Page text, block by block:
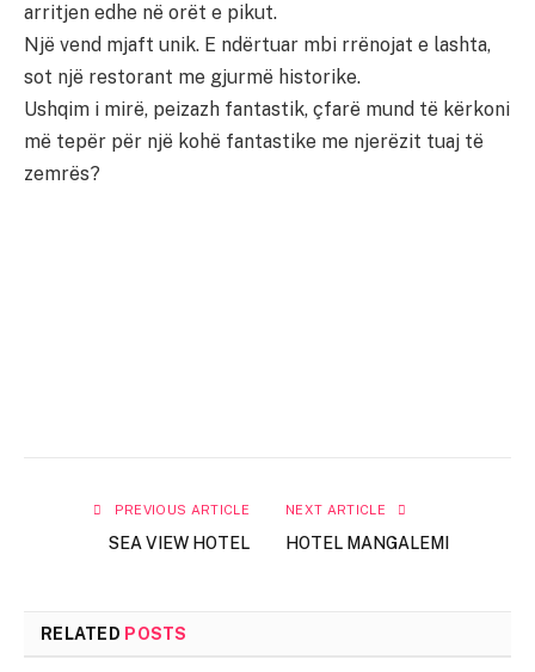
arritjen edhe në orët e pikut.
Një vend mjaft unik. E ndërtuar mbi rrënojat e lashta,
sot një restorant me gjurmë historike.
Ushqim i mirë, peizazh fantastik, çfarë mund të kërkoni
më tepër për një kohë fantastike me njerëzit tuaj të
zemrës?
PREVIOUS ARTICLE
SEA VIEW HOTEL
NEXT ARTICLE
HOTEL MANGALEMI
RELATED POSTS